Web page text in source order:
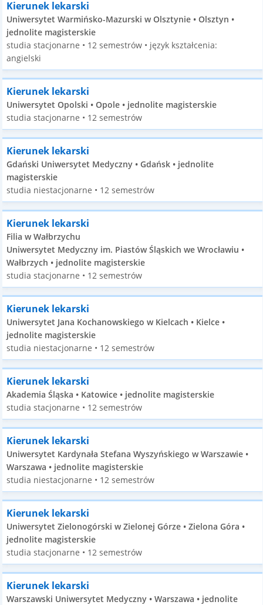
Kierunek lekarski
Uniwersytet Warmińsko-Mazurski w Olsztynie • Olsztyn •
jednolite magisterskie
studia stacjonarne • 12 semestrów • język kształcenia:
angielski
Kierunek lekarski
Uniwersytet Opolski • Opole • jednolite magisterskie
studia stacjonarne • 12 semestrów
Kierunek lekarski
Gdański Uniwersytet Medyczny • Gdańsk • jednolite
magisterskie
studia niestacjonarne • 12 semestrów
Kierunek lekarski
Filia w Wałbrzychu
Uniwersytet Medyczny im. Piastów Śląskich we Wrocławiu •
Wałbrzych • jednolite magisterskie
studia stacjonarne • 12 semestrów
Kierunek lekarski
Uniwersytet Jana Kochanowskiego w Kielcach • Kielce •
jednolite magisterskie
studia niestacjonarne • 12 semestrów
Kierunek lekarski
Akademia Śląska • Katowice • jednolite magisterskie
studia stacjonarne • 12 semestrów
Kierunek lekarski
Uniwersytet Kardynała Stefana Wyszyńskiego w Warszawie •
Warszawa • jednolite magisterskie
studia niestacjonarne • 12 semestrów
Kierunek lekarski
Uniwersytet Zielonogórski w Zielonej Górze • Zielona Góra •
jednolite magisterskie
studia stacjonarne • 12 semestrów
Kierunek lekarski
Warszawski Uniwersytet Medyczny • Warszawa • jednolite